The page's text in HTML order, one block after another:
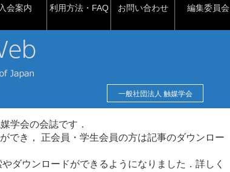
入会案内 利用方法・FAQ お問い合わせ 編集委員会
一般社団法人 触媒学会
学会の会誌です．
でき， 正会員・学生会員の方は記事のダウンロー
ダウンロードができるようになりました．詳しく